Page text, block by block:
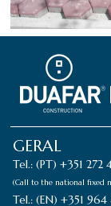
GERAL
Tel.: (PT) +351
(Call to the national fixed
Tel.: (EN) +351